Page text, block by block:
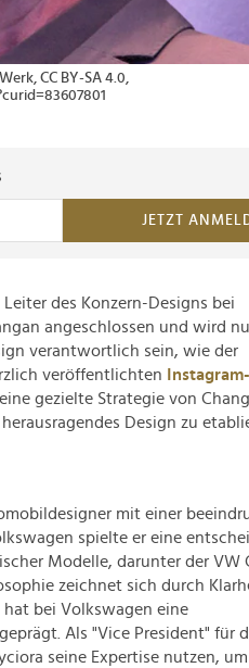
CC BY-SA 4.0,
JETZT
des Konzern-Designs bei
angeschlossen und wird
verantwortlich sein, wie der
veröffentlichten
gezielte Strategie von
Design zu
mit einer
spielte er eine
Modelle, darunter der VW
zeichnet sich durch
bei Volkswagen eine
Als "Vice President" für
seine Expertise nutzen, um